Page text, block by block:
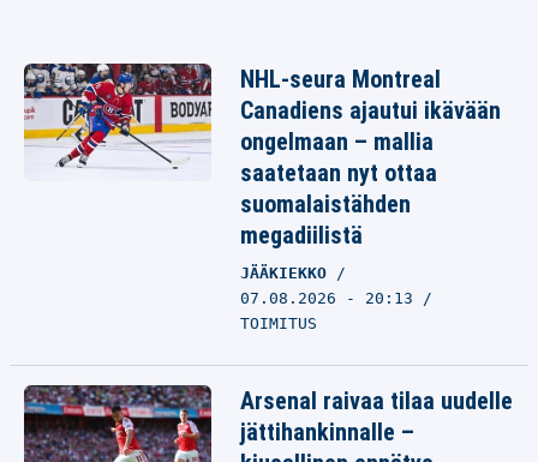
NHL-seura Montreal
Canadiens ajautui ikävään
ongelmaan – mallia
saatetaan nyt ottaa
suomalaistähden
megadiilistä
JÄÄKIEKKO
07.08.2026 - 20:13
TOIMITUS
Arsenal raivaa tilaa uudelle
jättihankinnalle –